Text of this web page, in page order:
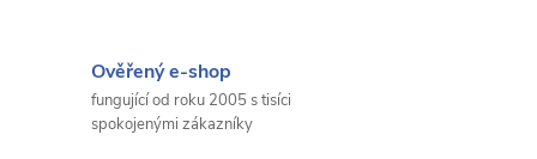
Ověřený e-shop
fungující od roku 2005 s tisíci
spokojenými zákazníky